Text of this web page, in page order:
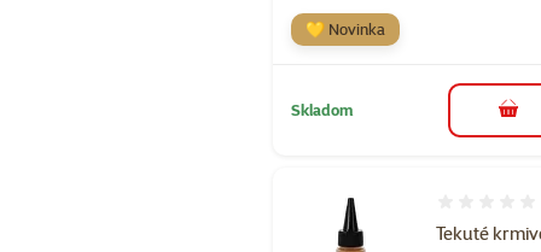
💛 Novinka
Skladom do
Tekuté